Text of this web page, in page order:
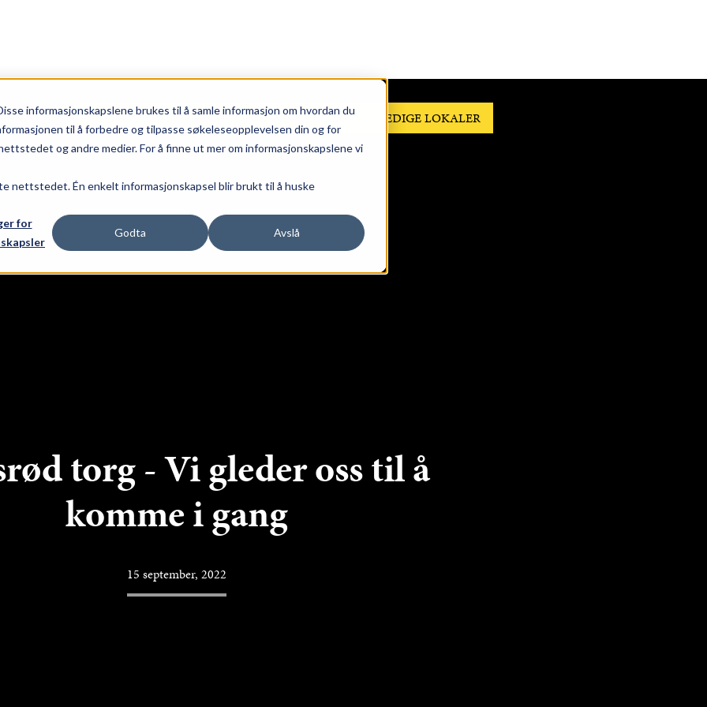
informasjonskapslene brukes til å samle informasjon om hvordan du
til å forbedre og tilpasse søkeleseopplevelsen din og for
og andre medier. For å finne ut mer om informasjonskapslene vi
nettstedet. Én enkelt informasjonskapsel blir brukt til å huske
for
Godta Avslå
NYHETER STORGATEN 24, 26 & 28 TOLVSRØD TORG LEDIGE LOKALER
torg - Vi gleder oss til å
komme i gang
15 september, 2022